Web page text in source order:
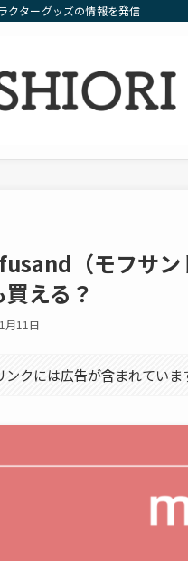
クターグッズの情報を発信
（モフサン
える？
月11日
クには広告が含まれていま